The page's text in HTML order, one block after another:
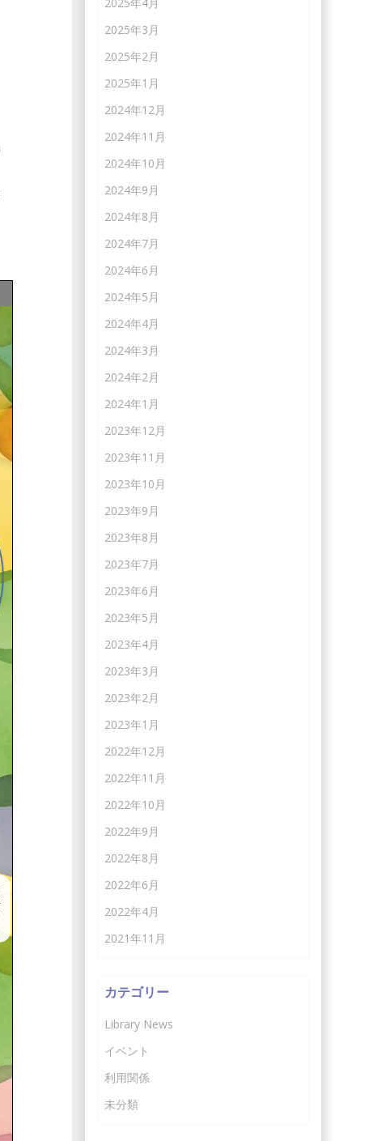
2025年3月
2025年2月
2025年1月
2024年12月
2024年11月
2024年10月
2024年9月
2024年8月
2024年7月
2024年6月
2024年5月
2024年4月
2024年3月
2024年2月
2024年1月
2023年12月
2023年11月
2023年10月
2023年9月
2023年8月
2023年7月
2023年6月
2023年5月
2023年4月
2023年3月
2023年2月
2023年1月
2022年12月
2022年11月
2022年10月
2022年9月
2022年8月
2022年6月
2022年4月
2021年11月
カテゴリー
Library News
イベント
利用関係
未分類